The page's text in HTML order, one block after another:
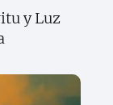
y Luz